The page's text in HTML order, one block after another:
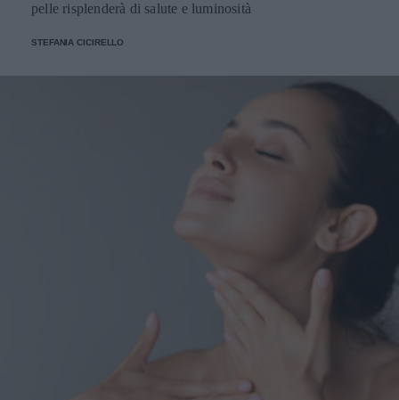
pelle risplenderà di salute e luminosità
STEFANIA CICIRELLO